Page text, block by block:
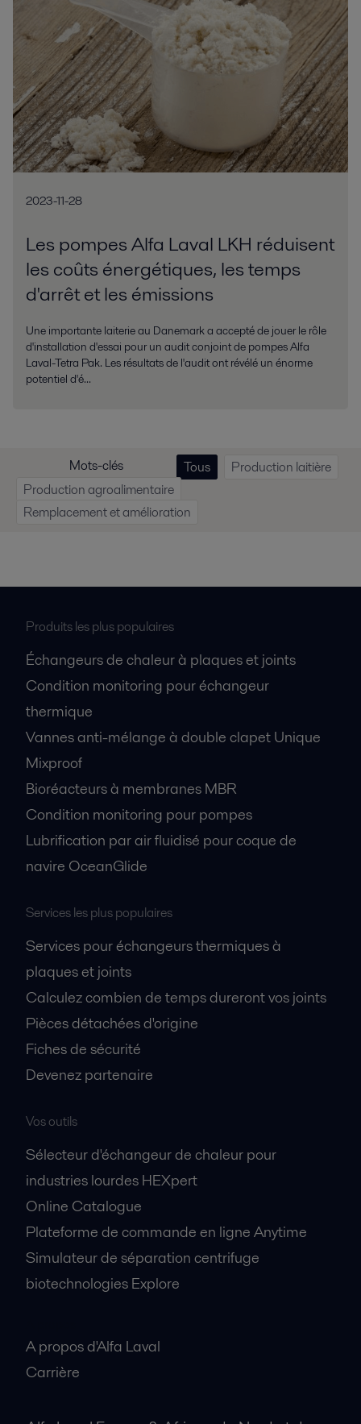
2023-11-28
Les pompes Alfa Laval LKH réduisent
les coûts énergétiques, les temps
d'arrêt et les émissions
Une importante laiterie au Danemark a accepté de jouer le rôle
d'installation d'essai pour un audit conjoint de pompes Alfa
Laval-Tetra Pak. Les résultats de l'audit ont révélé un énorme
potentiel d'é...
Mots-clés Tous
Production laitière
Production agroalimentaire
Remplacement et amélioration
Produits les plus populaires
Échangeurs de chaleur à plaques et joints
Condition monitoring pour échangeur
thermique
Vannes anti-mélange à double clapet Unique
Mixproof
Bioréacteurs à membranes MBR
Condition monitoring pour pompes
Lubrification par air fluidisé pour coque de
navire OceanGlide
Services les plus populaires
Services pour échangeurs thermiques à
plaques et joints
Calculez combien de temps dureront vos joints
Pièces détachées d'origine
Fiches de sécurité
Devenez partenaire
Vos outils
Sélecteur d'échangeur de chaleur pour
industries lourdes HEXpert
Online Catalogue
Plateforme de commande en ligne Anytime
Simulateur de séparation centrifuge
biotechnologies Explore
A propos d'Alfa Laval
Carrière